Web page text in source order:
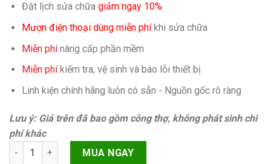
Đặt lịch sửa chữa giảm ngay 10%
Mượn điện thoại dùng miễn phíkhi sửa chữa
Miễn phínâng cấp phần mềm
Miễn phíkiếm tra, vệ sinh và báo lỗi thiết bị
Linh kiện chính hãng luôn có sẵn - Nguồn gốc rõ ràng
Lưu ý: Giá trên đã bao gồm công thợ, không phát sinh chi
phí khác
Mở khóa quản lý từ xa (MDM) iPhone SE 2022 Chính hãng
MUA NGAY